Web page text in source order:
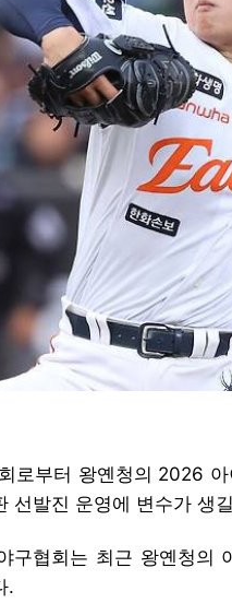
로부터 왕옌청의 2026
선발진 운영에 변수가 생
구협회는 최근 왕옌청의
.